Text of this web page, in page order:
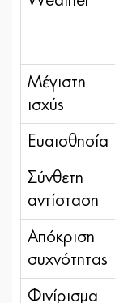
Μέγιστη
ισχύς
Ευαισθησία
Σύνθετη
αντίσταση
Απόκριση
συχνότητας
Φινίρισμα